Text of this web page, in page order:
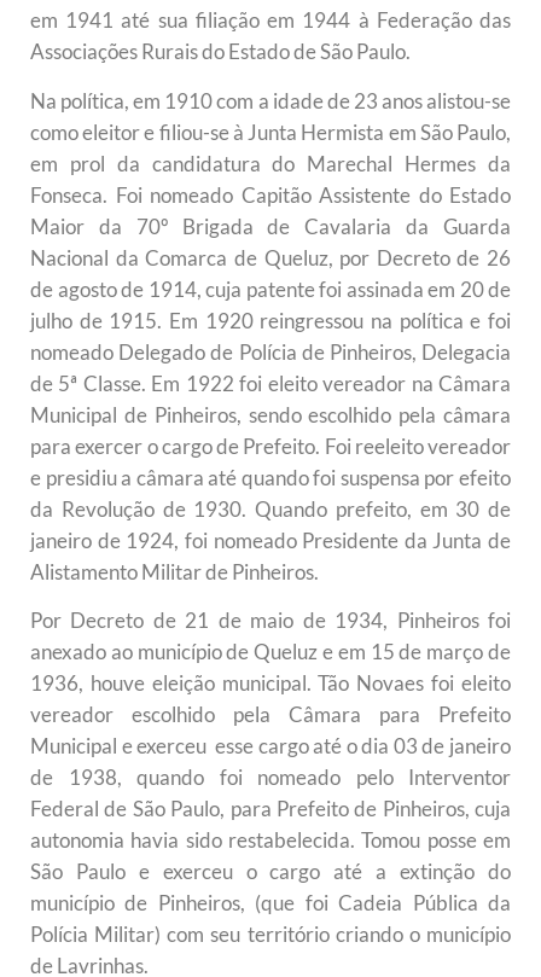
em 1941 até sua filiação em 1944 à Federação das
Associações Rurais do Estado de São Paulo.
Na política, em 1910 com a idade de 23 anos alistou-se
como eleitor e filiou-se à Junta Hermista em São Paulo,
em prol da candidatura do Marechal Hermes da
Fonseca. Foi nomeado Capitão Assistente do Estado
Maior da 70º Brigada de Cavalaria da Guarda
Nacional da Comarca de Queluz, por Decreto de 26
de agosto de 1914, cuja patente foi assinada em 20 de
julho de 1915. Em 1920 reingressou na política e foi
nomeado Delegado de Polícia de Pinheiros, Delegacia
de 5ª Classe. Em 1922 foi eleito vereador na Câmara
Municipal de Pinheiros, sendo escolhido pela câmara
para exercer o cargo de Prefeito. Foi reeleito vereador
e presidiu a câmara até quando foi suspensa por efeito
da Revolução de 1930. Quando prefeito, em 30 de
janeiro de 1924, foi nomeado Presidente da Junta de
Alistamento Militar de Pinheiros.
Por Decreto de 21 de maio de 1934, Pinheiros foi
anexado ao município de Queluz e em 15 de março de
1936, houve eleição municipal. Tão Novaes foi eleito
vereador escolhido pela Câmara para Prefeito
Municipal e exerceu esse cargo até o dia 03 de janeiro
de 1938, quando foi nomeado pelo Interventor
Federal de São Paulo, para Prefeito de Pinheiros, cuja
autonomia havia sido restabelecida. Tomou posse em
São Paulo e exerceu o cargo até a extinção do
município de Pinheiros, (que foi Cadeia Pública da
Polícia Militar) com seu território criando o município
de Lavrinhas.